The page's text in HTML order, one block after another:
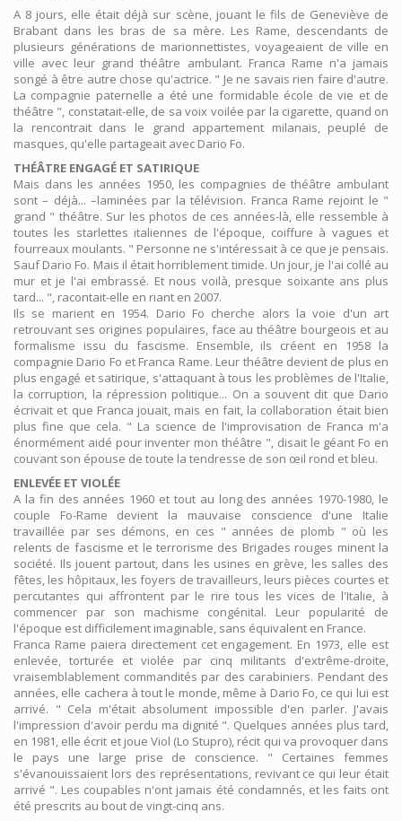
A 8 jours, elle était déjà sur scène, jouant le fils de Geneviève de
Brabant dans les bras de sa mère. Les Rame, descendants de
plusieurs générations de marionnettistes, voyageaient de ville en
ville avec leur grand théâtre ambulant. Franca Rame n'a jamais
songé à être autre chose qu'actrice. " Je ne savais rien faire d'autre.
La compagnie paternelle a été une formidable école de vie et de
théâtre ", constatait-elle, de sa voix voilée par la cigarette, quand on
la rencontrait dans le grand appartement milanais, peuplé de
masques, qu'elle partageait avec Dario Fo.
THÉÂTRE ENGAGÉ ET SATIRIQUE
Mais dans les années 1950, les compagnies de théâtre ambulant
sont – déjà... –laminées par la télévision. Franca Rame rejoint le "
grand " théâtre. Sur les photos de ces années-là, elle ressemble à
toutes les starlettes italiennes de l'époque, coiffure à vagues et
fourreaux moulants. " Personne ne s'intéressait à ce que je pensais.
Sauf Dario Fo. Mais il était horriblement timide. Un jour, je l'ai collé au
mur et je l'ai embrassé. Et nous voilà, presque soixante ans plus
tard... ", racontait-elle en riant en 2007.
Ils se marient en 1954. Dario Fo cherche alors la voie d'un art
retrouvant ses origines populaires, face au théâtre bourgeois et au
formalisme issu du fascisme. Ensemble, ils créent en 1958 la
compagnie Dario Fo et Franca Rame. Leur théâtre devient de plus en
plus engagé et satirique, s'attaquant à tous les problèmes de l'Italie,
la corruption, la répression politique... On a souvent dit que Dario
écrivait et que Franca jouait, mais en fait, la collaboration était bien
plus fine que cela. " La science de l'improvisation de Franca m'a
énormément aidé pour inventer mon théâtre ", disait le géant Fo en
couvant son épouse de toute la tendresse de son œil rond et bleu.
ENLEVÉE ET VIOLÉE
A la fin des années 1960 et tout au long des années 1970-1980, le
couple Fo-Rame devient la mauvaise conscience d'une Italie
travaillée par ses démons, en ces " années de plomb " où les
relents de fascisme et le terrorisme des Brigades rouges minent la
société. Ils jouent partout, dans les usines en grève, les salles des
fêtes, les hôpitaux, les foyers de travailleurs, leurs pièces courtes et
percutantes qui affrontent par le rire tous les vices de l'Italie, à
commencer par son machisme congénital. Leur popularité de
l'époque est difficilement imaginable, sans équivalent en France.
Franca Rame paiera directement cet engagement. En 1973, elle est
enlevée, torturée et violée par cinq militants d'extrême-droite,
vraisemblablement commandités par des carabiniers. Pendant des
années, elle cachera à tout le monde, même à Dario Fo, ce qui lui est
arrivé. " Cela m'était absolument impossible d'en parler. J'avais
l'impression d'avoir perdu ma dignité ". Quelques années plus tard,
en 1981, elle écrit et joue Viol (Lo Stupro), récit qui va provoquer dans
le pays une large prise de conscience. " Certaines femmes
s'évanouissaient lors des représentations, revivant ce qui leur était
arrivé ". Les coupables n'ont jamais été condamnés, et les faits ont
été prescrits au bout de vingt-cinq ans.